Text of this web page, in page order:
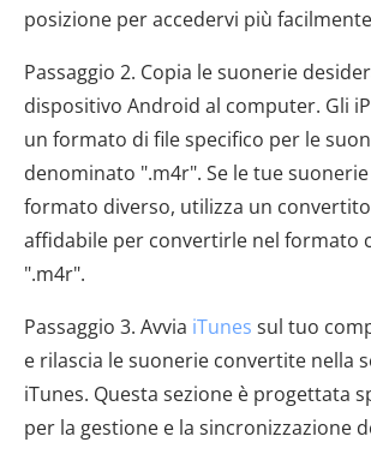
posizione per accedervi più
Passaggio 2. Copia le suonerie
dispositivo Android al computer. Gli
un formato di file specifico per le
denominato ".m4r". Se le tue
formato diverso, utilizza un
affidabile per convertirle nel formato
".m4r".
Passaggio 3. Avvia iTunes sul tuo
e rilascia le suonerie convertite nella
iTunes. Questa sezione è progettata
per la gestione e la sincronizzazione